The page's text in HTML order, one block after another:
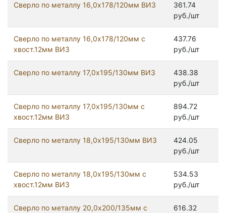
Сверло по металлу 16,0х178/120мм ВИЗ
361.74
руб./шт
Сверло по металлу 16,0х178/120мм с
хвост.12мм ВИЗ
437.76
руб./шт
Сверло по металлу 17,0х195/130мм ВИЗ
438.38
руб./шт
Сверло по металлу 17,0х195/130мм с
хвост.12мм ВИЗ
894.72
руб./шт
Сверло по металлу 18,0х195/130мм ВИЗ
424.05
руб./шт
Сверло по металлу 18,0х195/130мм с
хвост.12мм ВИЗ
534.53
руб./шт
Сверло по металлу 20,0х200/135мм с
616.32